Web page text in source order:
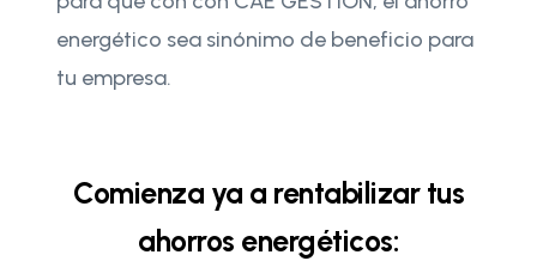
energético sea sinónimo de beneficio para
tu empresa.
Comienza ya a rentabilizar tus
ahorros energéticos: